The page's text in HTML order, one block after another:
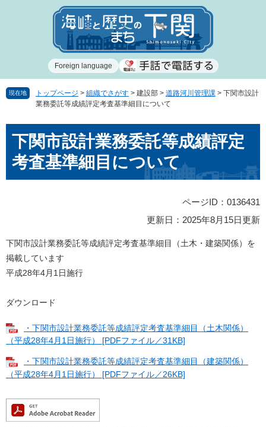
で
ば
Foreign language
現在地 トップページ > 組織でさがす > 建設部 > 道路河川管理課 > 下関市設計
業務委託等成績評定考査基準細目について
下関市設計業務委託等成績評定
考査基準細目について
ページID：0136431
更新日：2025年8月15日更新
下関市設計業務委託等成績評定考査基準細目（土木・建築関係）を
掲載しています
平成28年4月1日施行
ダウンロード
・下関市設計業務委託等成績評定考査基準細目（土木関係）
（平成28年4月1日施行） [PDFファイル／31KB]
・下関市設計業務委託等成績評定考査基準細目（建築関係）
（平成28年4月1日施行） [PDFファイル／26KB]